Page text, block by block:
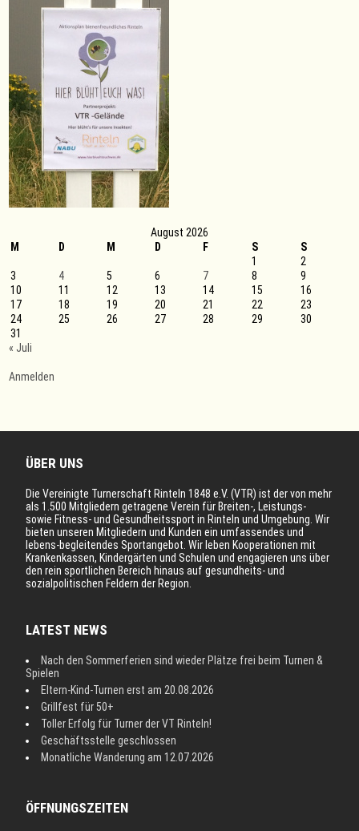
August 2026
M
D M D F S
S
1
2
3
4 5 6 7 8
9
10
11 12 13 14 15
16
17
18 19 20 21 22
23
24
25 26 27 28 29
30
31
« Juli
Anmelden
ÜBER UNS
Die Vereinigte Turnerschaft Rinteln 1848 e.V. (VTR) ist der von mehr
als 1.500 Mitgliedern getragene Verein für Breiten-, Leistungs-
sowie Fitness- und Gesundheitssport in Rinteln und Umgebung. Wir
bieten unseren Mitgliedern und Kunden ein umfassendes und
lebens-begleitendes Sportangebot. Wir leben Kooperationen mit
Krankenkassen, Kindergärten und Schulen und engagieren uns über
den rein sportlichen Bereich hinaus auf gesundheits- und
sozialpolitischen Feldern der Region.
LATEST NEWS
Nach den Sommerferien sind wieder Plätze frei beim Turnen &
Spielen
Eltern-Kind-Turnen erst am 20.08.2026
Grillfest für 50+
Toller Erfolg für Turner der VT Rinteln!
Geschäftsstelle geschlossen
Monatliche Wanderung am 12.07.2026
ÖFFNUNGSZEITEN